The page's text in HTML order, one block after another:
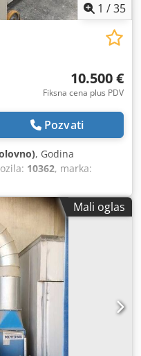
1 /35
10.500 €
Fiksna cena plus PDV
Pozvati
, Godina
10362, marka:
01 Godina
(BURKLE SLC)
1300 mm - Radna
- radni predmet
predmet širina
širina (min): 350 mm -
- Tolerancija visine
širine: - Rad na jednoj
0,2 mm - Težina radnog
- Materijal za
temperaturom
jedinica - Valjak
Mali oglas